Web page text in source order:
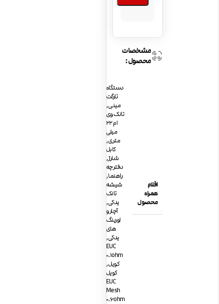
مشخصات
محصول:
اقلام
همراه
محصول
دستگاه
تارگت
مینی,
تانک وی
ام 22
میلی
متری,
کابل
شارژ,
دفترچه
راهنما,
شیشه
تانک
یدکی,
آچار و
اورینگ
های
یدکی,
EUC
0.1ohm
کویل,
کویل
EUC
Mesh
0.6ohm